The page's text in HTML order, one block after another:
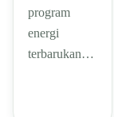
program
energi
terbarukan…